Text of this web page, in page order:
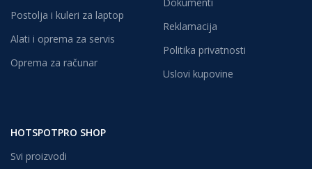
Postolja i kuleri za laptop
Alati i oprema za servis
Oprema za računar
Reklamacija
Politika privatnosti
Uslovi kupovine
HOTSPOTPRO SHOP
Svi proizvodi